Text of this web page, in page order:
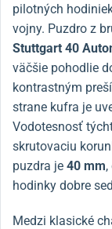
pilotných
vojny. Puzdro z
Stuttgart 40
väčšie pohodlie
kontrastným
strane kufra je
Vodotesnosť
skrutovaciu
puzdra je 40 mm
hodinky dobre
Medzi klasické